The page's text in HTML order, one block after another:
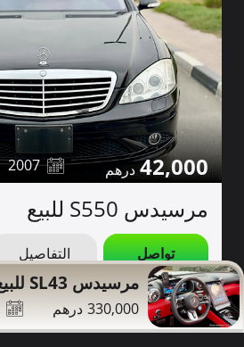
42,000
2007
مرسيدس S550 للبيع
تواصل التفاصيل
صور إضافية
مرسيدس SL43 للبيع
330,000